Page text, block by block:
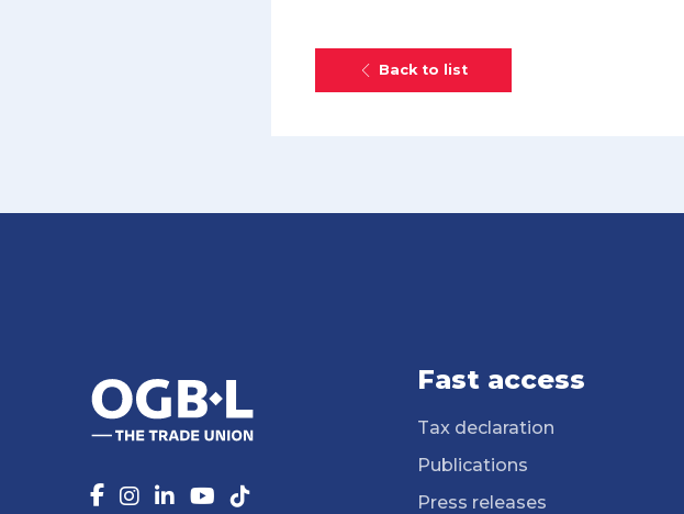
Back to list
Fast access
Tax declaration
Publications
Press releases